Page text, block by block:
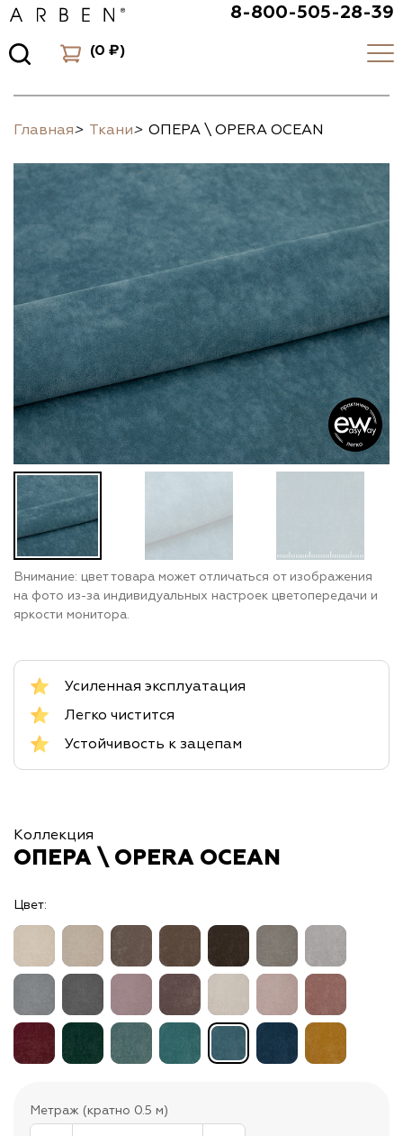
8-800-505-28-39
(0 ₽)
Главная> Ткани> ОПЕРА \ OPERA OCEAN
Внимание: цвет товара может отличаться от изображения
на фото из-за индивидуальных настроек цветопередачи и
яркости монитора.
Усиленная эксплуатация
Легко чистится
Устойчивость к зацепам
Коллекция
ОПЕРА \ OPERA OCEAN
Цвет:
Метраж (кратно 0.5 м)